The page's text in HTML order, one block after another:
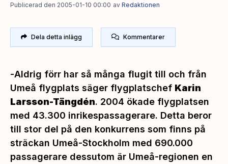
Publicerad den 2005-01-10 00:00 av Redaktionen
Dela detta inlägg Kommentarer
-Aldrig förr har så många flugit till och från
Umeå flygplats säger flygplatschef Karin
Larsson-Tängdén. 2004 ökade flygplatsen
med 43.300 inrikespassagerare. Detta beror
till stor del på den konkurrens som finns på
sträckan Umeå-Stockholm med 690.000
passagerare dessutom är Umeå-regionen en